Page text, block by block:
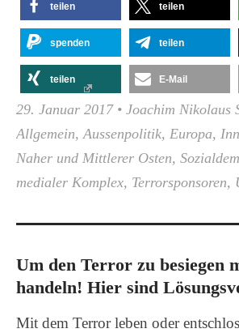
teilen teilen
spenden teilen
teilen E-Mail
29. Januar 2017• Joachim Nikolaus
Allgemein,Aussenpolitik, Europa,
Naher und Mittlerer Osten,
medialer Komplex, Terrorsponsoren,
Um den Terror zu besiegen
handeln! Hier sind
Mit dem Terror leben oder